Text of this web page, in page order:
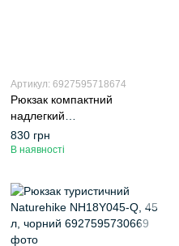
Артикул: 6927595718674
Рюкзак компактний
надлегкий
Naturehike Ultralight NH17A0
12-B, 18 л, чорний
830 грн
В наявності